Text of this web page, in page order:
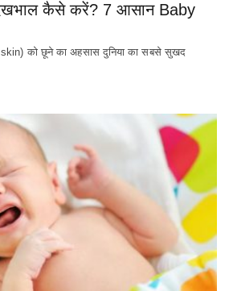
कैसे करें? 7 आसान Baby
skin) को छूने का अहसास दुनिया का सबसे सुखद